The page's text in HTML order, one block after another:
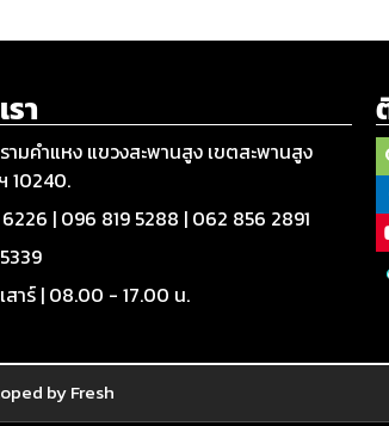
า
ามคำแหง แขวงสะพานสูง เขตสะพานสูง
10240.
| 096 819 5288 | 062 856 2891
สาร์ | 08.00 - 17.00 น.
by Fresh